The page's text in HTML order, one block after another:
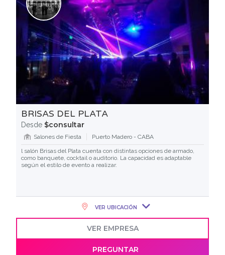
BRISAS DEL PLATA
Desde $consultar
Salones de Fiesta
Puerto Madero - CABA
l salón Brisas del Plata cuenta con distintas opciones de armado,
como banquete, cocktail o auditorio. La capacidad es adaptable
según el estilo de evento a realizar.
VER UBICACIÓN
VER EMPRESA
PREGUNTAR